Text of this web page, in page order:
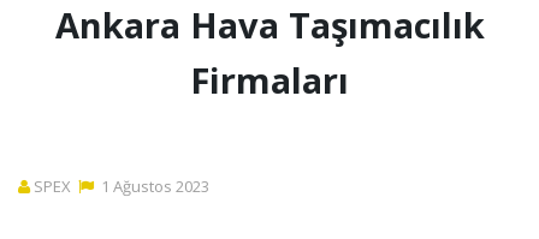
Ankara Hava Taşımacılık
Firmaları
SPEX 1 Ağustos 2023